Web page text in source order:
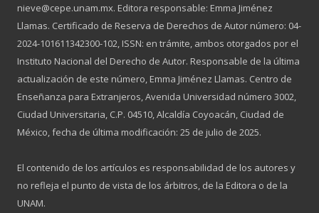
nieve@cepe.unam.mx. Editora responsable: Emma Jiménez
Llamas. Certificado de Reserva de Derechos de Autor número: 04-
2024-101611342300-102, ISSN: en trámite, ambos otorgados por el
Instituto Nacional del Derecho de Autor. Responsable de la última
actualización de este número, Emma Jiménez Llamas. Centro de
Enseñanza para Extranjeros, Avenida Universidad número 3002,
Ciudad Universitaria, C.P. 04510, Alcaldía Coyoacán, Ciudad de
México, fecha de última modificación: 25 de julio de 2025.
El contenido de los artículos es responsabilidad de los autores y
no refleja el punto de vista de los árbitros, de la Editora o de la
UNAM.